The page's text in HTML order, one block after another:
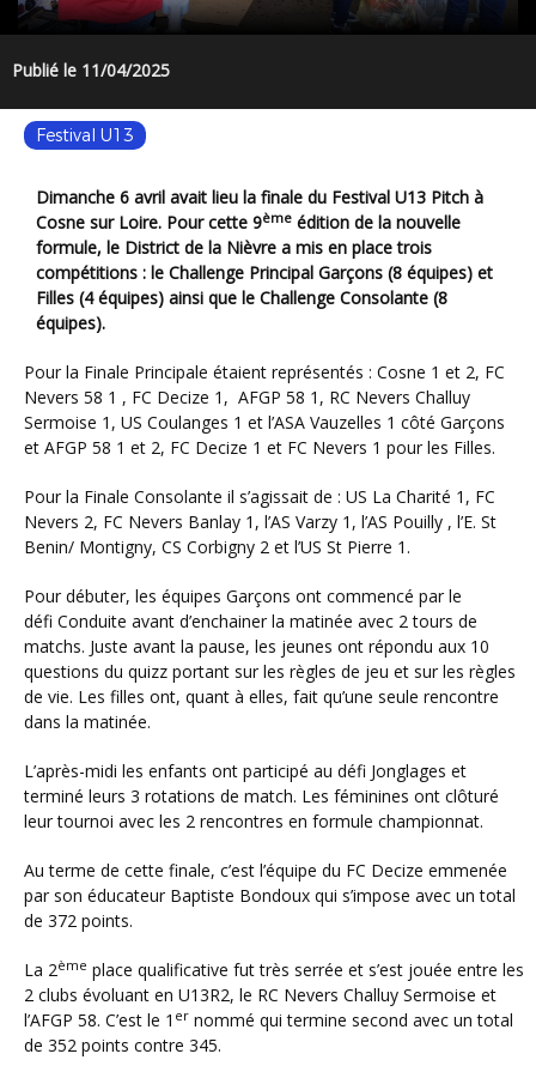
Publié le 11/04/2025
Festival U13
Dimanche 6 avril avait lieu la finale du Festival U13 Pitch à
Cosne sur Loire. Pour cette 9ème édition de la nouvelle
formule, le District de la Nièvre a mis en place trois
compétitions : le Challenge Principal Garçons (8 équipes) et
Filles (4 équipes) ainsi que le Challenge Consolante (8
équipes).
Pour la Finale Principale étaient représentés : Cosne 1 et 2, FC
Nevers 58 1 , FC Decize 1, AFGP 58 1, RC Nevers Challuy
Sermoise 1, US Coulanges 1 et l’ASA Vauzelles 1 côté Garçons
et AFGP 58 1 et 2, FC Decize 1 et FC Nevers 1 pour les Filles.
Pour la Finale Consolante il s’agissait de : US La Charité 1, FC
Nevers 2, FC Nevers Banlay 1, l’AS Varzy 1, l’AS Pouilly , l’E. St
Benin/ Montigny, CS Corbigny 2 et l’US St Pierre 1.
Pour débuter, les équipes Garçons ont commencé par le
défi Conduite avant d’enchainer la matinée avec 2 tours de
matchs. Juste avant la pause, les jeunes ont répondu aux 10
questions du quizz portant sur les règles de jeu et sur les règles
de vie. Les filles ont, quant à elles, fait qu’une seule rencontre
dans la matinée.
L’après-midi les enfants ont participé au défi Jonglages et
terminé leurs 3 rotations de match. Les féminines ont clôturé
leur tournoi avec les 2 rencontres en formule championnat.
Au terme de cette finale, c’est l’équipe du FC Decize emmenée
par son éducateur Baptiste Bondoux qui s’impose avec un total
de 372 points.
La 2ème place qualificative fut très serrée et s’est jouée entre les
2 clubs évoluant en U13R2, le RC Nevers Challuy Sermoise et
l’AFGP 58. C’est le 1 er nommé qui termine second avec un total
de 352 points contre 345.